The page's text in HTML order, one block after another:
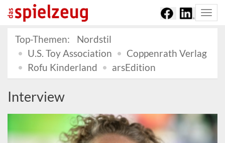
Top-Themen:
Nordstil
U.S. Toy Association
Coppenrath Verlag
Rofu Kinderland
arsEdition
Interview